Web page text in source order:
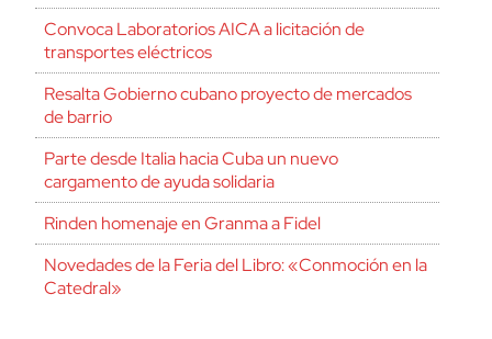
Convoca Laboratorios AICA a licitación de
transportes eléctricos
Resalta Gobierno cubano proyecto de mercados
de barrio
Parte desde Italia hacia Cuba un nuevo
cargamento de ayuda solidaria
Rinden homenaje en Granma a Fidel
Novedades de la Feria del Libro: «Conmoción en la
Catedral»